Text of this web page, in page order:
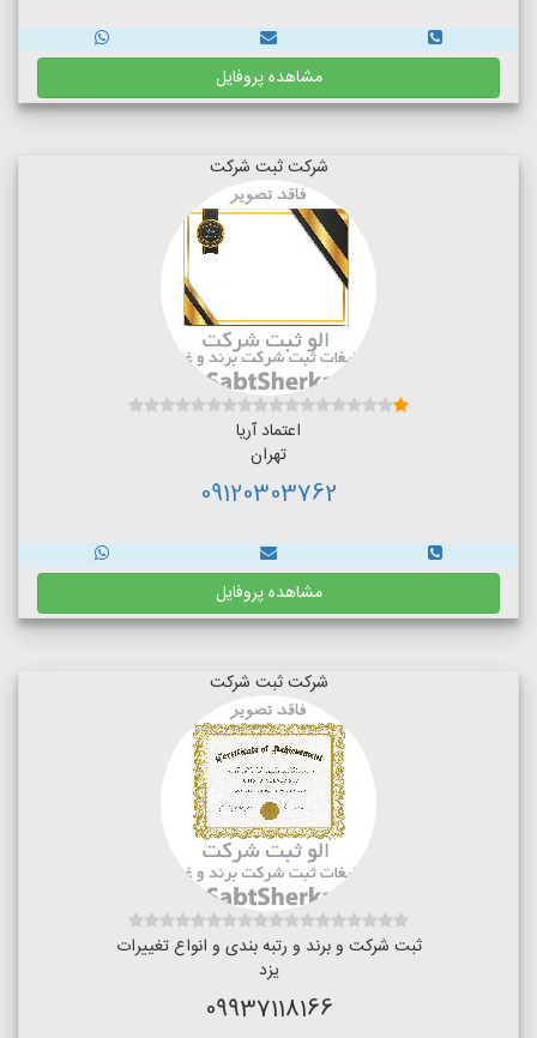
مشاهده پروفایل
شرکت ثبت شرکت
اعتماد آریا
تهران
09120303762
مشاهده پروفایل
شرکت ثبت شرکت
ثبت شرکت و برند و رتبه بندی و انواع تغییرات
یزد
09937118166